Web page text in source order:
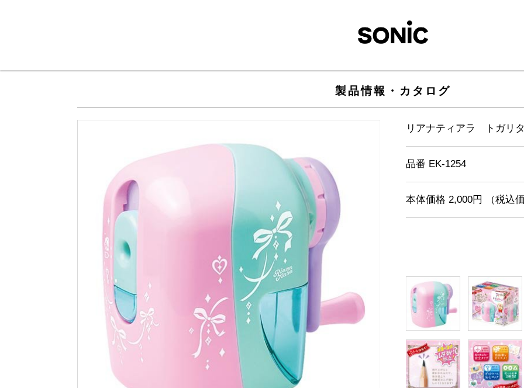
製品情報・カタログ
リアナティアラ トガリ
品番 EK-1254
本体価格 2,000円 （税込価